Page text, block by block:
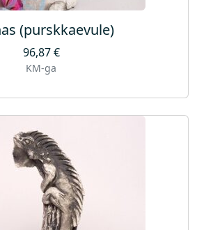
(purskkaevule)
96,87€
KM-ga